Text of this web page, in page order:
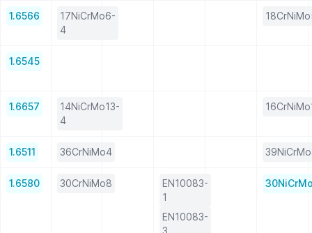
1.6566
17NiCrMo6-
4
1.6545
1.6657
14NiCrMo13-
4
1.6511 36CrNiMo4
1.6580 30CrNiMo8
EN10083-
1
EN10083-
3